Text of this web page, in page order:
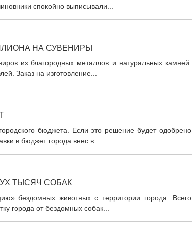
спокойно выписывали...
НА СУВЕНИРЫ
из благородных металлов и натуральных камней.
Заказ на изготовление...
бюджета. Если это решение будет одобрено
в бюджет города внес в...
ТЫСЯЧ СОБАК
бездомных животных с территории города. Всего
города от бездомных собак...